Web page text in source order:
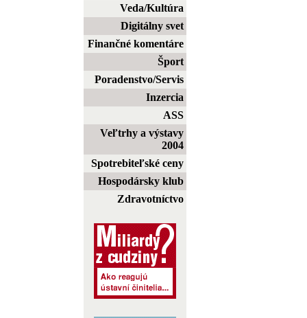
Veda/Kultúra
Digitálny svet
Finančné komentáre
Šport
Poradenstvo/Servis
Inzercia
ASS
Veľtrhy a výstavy
2004
Spotrebiteľské ceny
Hospodársky klub
Zdravotníctvo